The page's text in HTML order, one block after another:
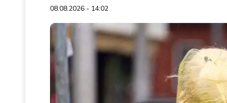
08.08.2026 - 14:02